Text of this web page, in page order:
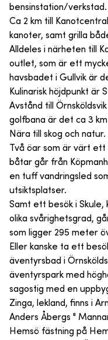
bensinstation/verkstad.
Ca 2 km till
kanoter, samt grilla
Alldeles i närheten till
outlet, som är ett
havsbadet i Gullvik är
Kulinarisk höjdpunkt är
Avstånd till
golfbana är det ca 3
Nära till skog och natur.
Två öar som är värt
båtar går från
en tuff vandringsled
utsiktsplatser.
Samt ett besök i
olika svårighetsgrad,
som ligger 295 meter
Eller kanske ta ett
äventyrsbad i
äventyrspark med
sagostig med en
Zinga, lekland, finns i
Anders Åbergs "
Hemsö fästning på